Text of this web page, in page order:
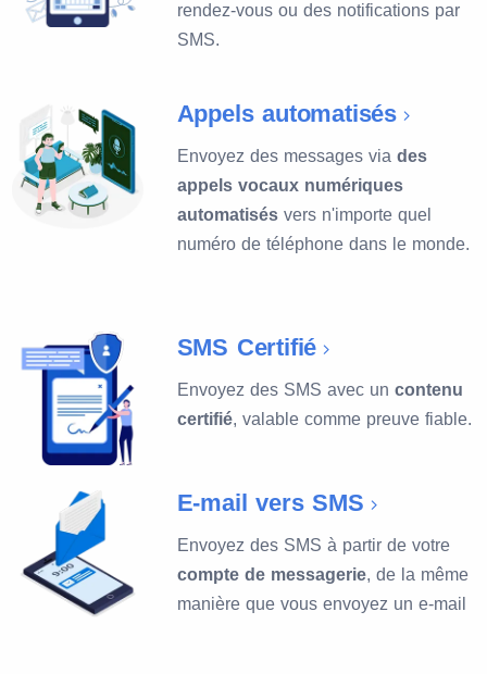
rendez-vous ou des notifications par
SMS.
Appels automatisés
Envoyez des messages via des
appels vocaux numériques
automatisésvers n'importe quel
numéro de téléphone dans le monde.
SMS Certifié
Envoyez des SMS avec un contenu
certifié, valable comme preuve fiable.
E-mail vers SMS
Envoyez des SMS à partir de votre
compte de messagerie, de la même
manière que vous envoyez un e-mail